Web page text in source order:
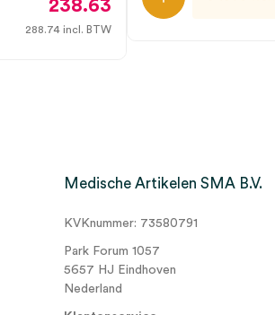
238.63
288.74 incl. BTW
Medische Artikelen SMA B.V.
KVKnummer: 73580791
Park Forum 1057
5657 HJ Eindhoven
Nederland